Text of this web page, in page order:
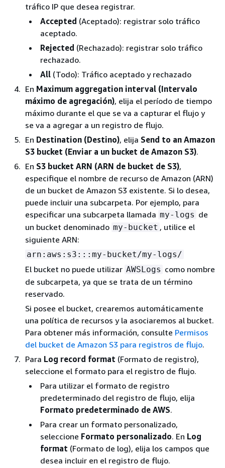
tráfico IP que desea registrar.
Accepted (Aceptado): registrar solo tráfico
aceptado.
Rejected (Rechazado): registrar solo tráfico
rechazado.
All (Todo): Tráfico aceptado y rechazado
En Maximum aggregation interval (Intervalo
máximo de agregación), elija el período de tiempo
máximo durante el que se va a capturar el flujo y
se va a agregar a un registro de flujo.
En Destination (Destino), elija Send to an Amazon
S3 bucket (Enviar a un bucket de Amazon S3).
En S3 bucket ARN (ARN de bucket de S3),
especifique el nombre de recurso de Amazon (ARN)
de un bucket de Amazon S3 existente. Si lo desea,
puede incluir una subcarpeta. Por ejemplo, para
especificar una subcarpeta llamada my-logs de
un bucket denominado my-bucket , utilice el
siguiente ARN:
arn:aws:s3:::my-bucket/my-logs/
El bucket no puede utilizar AWSLogs como nombre
de subcarpeta, ya que se trata de un término
reservado.
Si posee el bucket, crearemos automáticamente
una política de recursos y la asociaremos al bucket.
Para obtener más información, consulte Permisos
del bucket de Amazon S3 para registros de flujo.
Para Log record format (Formato de registro),
seleccione el formato para el registro de flujo.
Para utilizar el formato de registro
predeterminado del registro de flujo, elija
Formato predeterminado de AWS.
Para crear un formato personalizado,
seleccione Formato personalizado. En Log
format (Formato de log), elija los campos que
desea incluir en el registro de flujo.